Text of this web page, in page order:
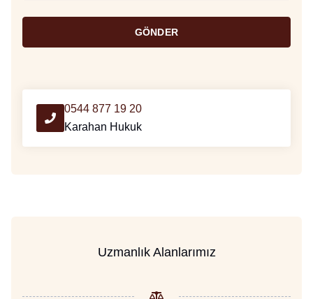
GÖNDER
0544 877 19 20
Karahan Hukuk
Uzmanlık Alanlarımız